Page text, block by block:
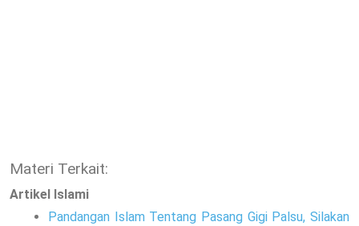
Materi Terkait:
Artikel Islami
Pandangan Islam Tentang Pasang Gigi Palsu, Silakan